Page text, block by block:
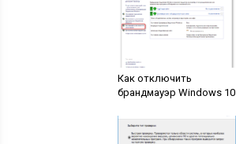
Как отключить
брандмауэр Windows 10